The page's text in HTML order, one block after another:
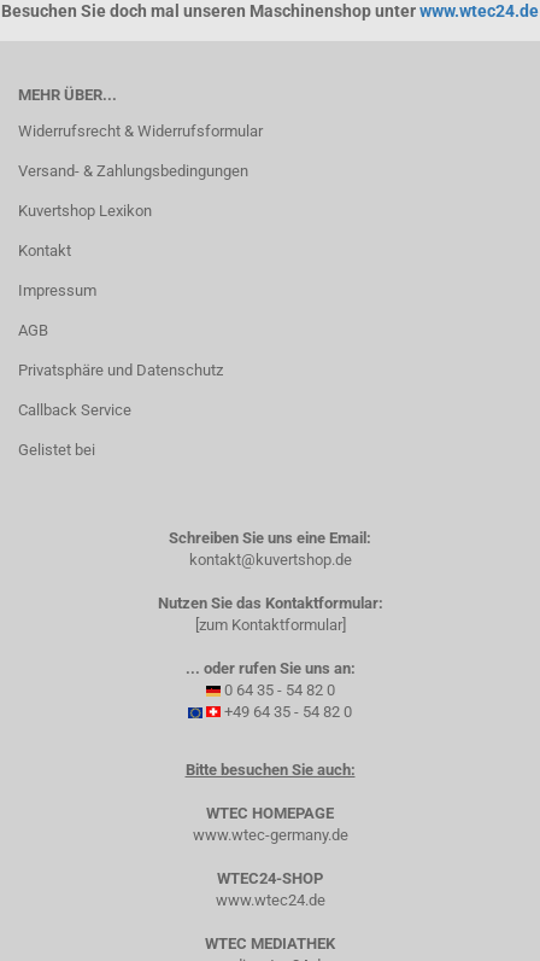
Besuchen Sie doch mal unseren Maschinenshop unterwww.wtec24.de
MEHR ÜBER...
Widerrufsrecht & Widerrufsformular
Versand- & Zahlungsbedingungen
Kuvertshop Lexikon
Kontakt
Impressum
AGB
Privatsphäre und Datenschutz
Callback Service
Gelistet bei
Schreiben Sie uns eine Email:
kontakt@kuvertshop.de
Nutzen Sie das Kontaktformular:
[zum Kontaktformular]
... oder rufen Sie uns an:
0 64 35 - 54 82 0
+49 64 35 - 54 82 0
Bitte besuchen Sie auch:
WTEC HOMEPAGE
www.wtec-germany.de
WTEC24-SHOP
www.wtec24.de
WTEC MEDIATHEK